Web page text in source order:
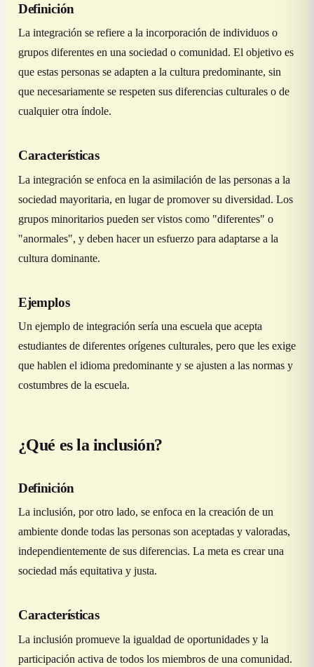
Definición
La integración se refiere a la incorporación de individuos o
grupos diferentes en una sociedad o comunidad. El objetivo es
que estas personas se adapten a la cultura predominante, sin
que necesariamente se respeten sus diferencias culturales o de
cualquier otra índole.
Características
La integración se enfoca en la asimilación de las personas a la
sociedad mayoritaria, en lugar de promover su diversidad. Los
grupos minoritarios pueden ser vistos como "diferentes" o
"anormales", y deben hacer un esfuerzo para adaptarse a la
cultura dominante.
Ejemplos
Un ejemplo de integración sería una escuela que acepta
estudiantes de diferentes orígenes culturales, pero que les exige
que hablen el idioma predominante y se ajusten a las normas y
costumbres de la escuela.
¿Qué es la inclusión?
Definición
La inclusión, por otro lado, se enfoca en la creación de un
ambiente donde todas las personas son aceptadas y valoradas,
independientemente de sus diferencias. La meta es crear una
sociedad más equitativa y justa.
Características
La inclusión promueve la igualdad de oportunidades y la
participación activa de todos los miembros de una comunidad.